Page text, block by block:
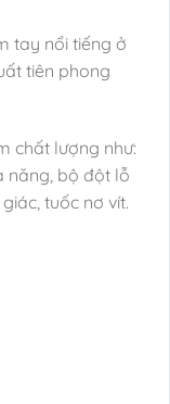
tay nổi tiếng ở
tiên phong
chất lượng như:
năng, bộ đột lỗ
tuốc nơ vít.